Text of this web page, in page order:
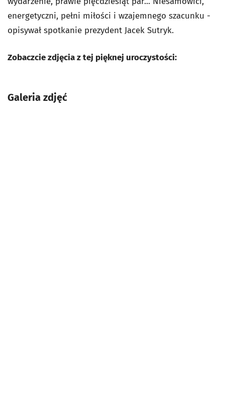
energetyczni, pełni miłości i wzajemnego szacunku -
opisywał spotkanie prezydent Jacek Sutryk.
Zobaczcie zdjęcia z tej pięknej uroczystości:
Galeria zdjęć